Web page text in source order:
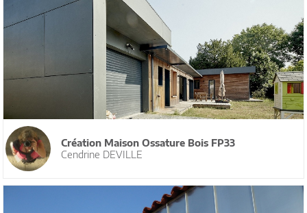
Création Maison Ossature Bois FP33
Cendrine DEVILLE